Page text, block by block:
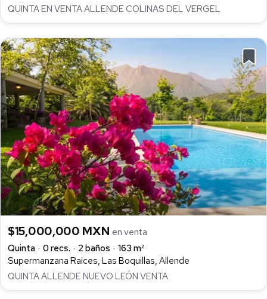
QUINTA EN VENTA ALLENDE COLINAS DEL VERGEL
$15,000,000 MXN en venta
Quinta
0 recs. 2 baños
163 m²
Supermanzana Raices, Las Boquillas, Allende
QUINTA ALLENDE NUEVO LEÓN VENTA